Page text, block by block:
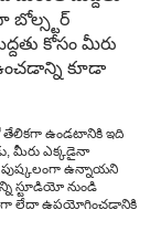
బోల్స్టర్
కోసం మీరు
కూడా
తేలికగా ఉండటానికి ఇది
మీరు ఎక్కడైనా
ఉన్నాయని
స్టూడియో నుండి
లేదా ఉపయోగించడానికి